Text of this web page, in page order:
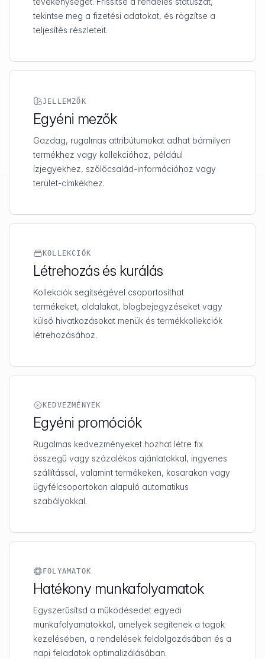
tekintse meg a fizetési adatokat, és rögzítse a
teljesítés részleteit.
JELLEMZŐK
Egyéni mezők
Gazdag, rugalmas attribútumokat adhat bármilyen
termékhez vagy kollekcióhoz, például
ízjegyekhez, szőlőcsalád-információhoz vagy
terület-címkékhez.
KOLLEKCIÓK
Létrehozás és kurálás
Kollekciók segítségével csoportosíthat
termékeket, oldalakat, blogbejegyzéseket vagy
külső hivatkozásokat menük és termékkollekciók
létrehozásához.
KEDVEZMÉNYEK
Egyéni promóciók
Rugalmas kedvezményeket hozhat létre fix
összegű vagy százalékos ajánlatokkal, ingyenes
szállítással, valamint termékeken, kosarakon vagy
ügyfélcsoportokon alapuló automatikus
szabályokkal.
FOLYAMATOK
Hatékony munkafolyamatok
Egyszerűsítsd a működésedet egyedi
munkafolyamatokkal, amelyek segítenek a tagok
kezelésében, a rendelések feldolgozásában és a
napi feladatok optimalizálásában.